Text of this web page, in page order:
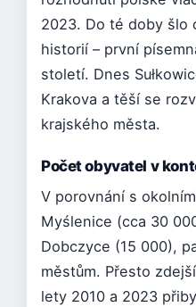
2023. Do té doby šlo
historií – první
století. Dnes
Krakova a těší se
krajského města.
Počet obyvatel v
V porovnání s
Myślenice (cca 30
Dobczyce (15 000),
městům. Přesto
lety 2010 a 2023